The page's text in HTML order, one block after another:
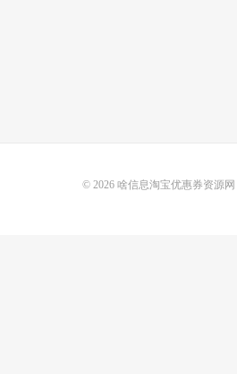
© 2026 啥信息淘宝优惠券资源网